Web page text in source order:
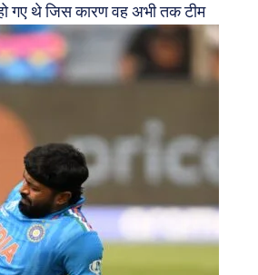
गए थे जिस कारण वह अभी तक टीम